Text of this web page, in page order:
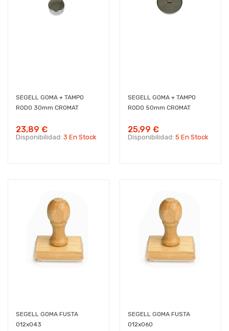
SEGELL GOMA + TAMPO
RODO 30mm CROMAT
23,89 €
Disponibilidad: 3 En Stock
SEGELL GOMA + TAMPO
RODO 50mm CROMAT
25,99 €
Disponibilidad: 5 En Stock
SEGELL GOMA FUSTA
012x043
SEGELL GOMA FUSTA
012x060